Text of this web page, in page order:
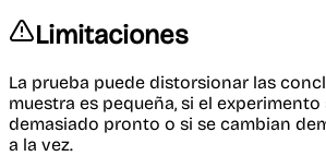
Limitaciones
La prueba puede distorsionar las
muestra es pequeña, si el
demasiado pronto o si se cambian
a la vez.